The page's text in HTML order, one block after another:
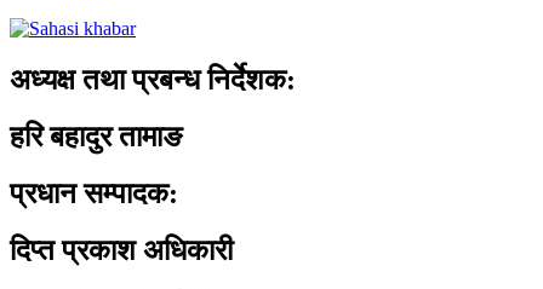
अध्यक्ष तथा प्रबन्ध निर्देशक:
हरि बहादुर तामाङ
प्रधान सम्पादक:
दिप्त प्रकाश अधिकारी